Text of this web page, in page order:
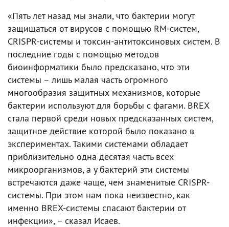
«Пять лет назад мы знали, что бактерии могут
защищаться от вирусов с помощью RM-систем,
CRISPR-системы и токсин-антитоксиновых систем. В
последние годы с помощью методов
биоинформатики было предсказано, что эти
системы – лишь малая часть огромного
многообразия защитных механизмов, которые
бактерии используют для борьбы с фагами. BREX
стала первой среди новых предсказанных систем,
защитное действие которой было показано в
экспериментах. Такими системами обладает
приблизительно одна десятая часть всех
микроорганизмов, а у бактерий эти системы
встречаются даже чаще, чем знаменитые CRISPR-
системы. При этом нам пока неизвестно, как
именно BREX-системы спасают бактерии от
инфекции», – сказал Исаев.